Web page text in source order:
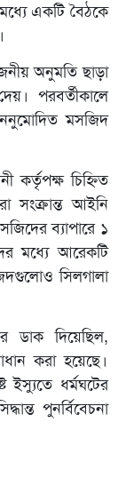
মধ্যে একটি বৈঠকে
অনুমতি ছাড়া
পরবর্তীকালে
মসজিদ
কর্তৃপক্ষ চিহ্নিত
সংক্রান্ত আইনি
ব্যাপারে ১
মধ্যে আরেকটি
সিলগালা
ডাক দিয়েছিল,
করা হয়েছে।
ইস্যুতে ধর্মঘটের
পুনর্বিবেচনা